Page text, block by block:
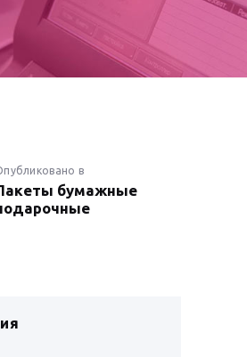
вПредыдущая
запись:
бумажные